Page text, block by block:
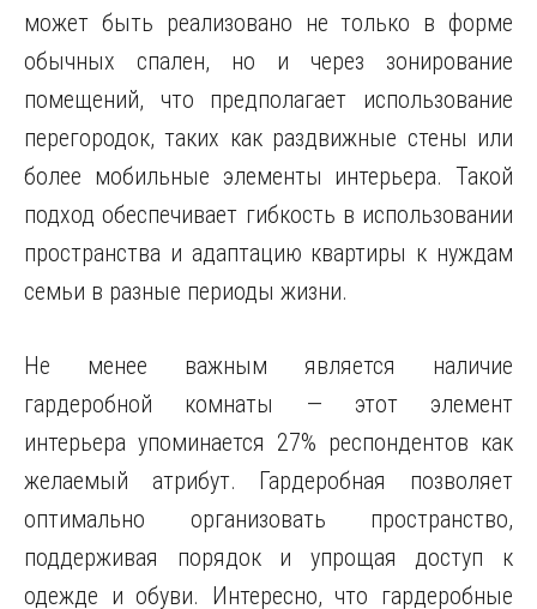
может быть реализовано не только в форме
обычных спален, но и через зонирование
помещений, что предполагает использование
перегородок, таких как раздвижные стены или
более мобильные элементы интерьера. Такой
подход обеспечивает гибкость в использовании
пространства и адаптацию квартиры к нуждам
семьи в разные периоды жизни.
Не менее важным является наличие
гардеробной комнаты — этот элемент
интерьера упоминается 27% респондентов как
желаемый атрибут. Гардеробная позволяет
оптимально организовать пространство,
поддерживая порядок и упрощая доступ к
одежде и обуви. Интересно, что гардеробные